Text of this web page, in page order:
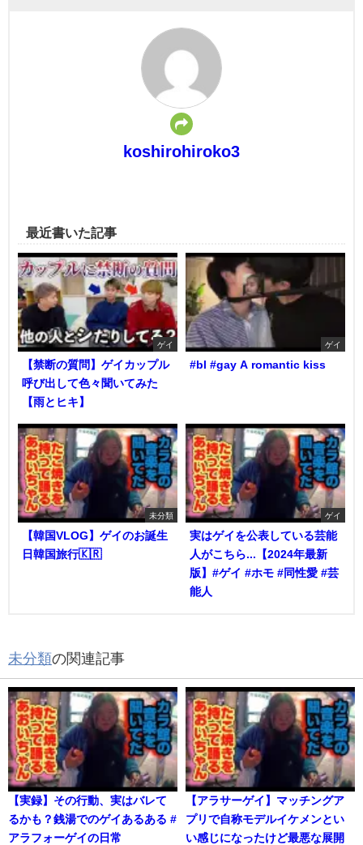
koshirohiroko3
最近書いた記事
ゲイ
【禁断の質問】ゲイカップル
呼び出して色々聞いてみた
【雨とヒキ】
ゲイ
#bl #gay A romantic kiss
未分類
【韓国VLOG】ゲイのお誕生
日韓国旅行🇰🇷
ゲイ
実はゲイを公表している芸能
人がこちら...【2024年最新
版】#ゲイ #ホモ #同性愛 #芸
能人
未分類の関連記事
【実録】その行動、実はバレて
るかも？銭湯でのゲイあるある #
アラフォーゲイの日常
【アラサーゲイ】マッチングア
プリで自称モデルイケメンとい
い感じになったけど最悪な展開